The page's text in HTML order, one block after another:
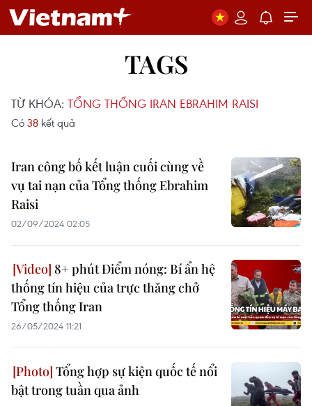
TAGS
TỪ KHÓA: TỔNG THỐNG IRAN EBRAHIM RAISI
Có 38 kết quả
Iran công bố kết luận cuối cùng về
vụ tai nạn của Tổng thống Ebrahim
Raisi
02/09/2024 02:05
8+ phút Điểm nóng: Bí ẩn hệ
thống tín hiệu của trực thăng chở
Tổng thống Iran
26/05/2024 11:21
Tổng hợp sự kiện quốc tế nổi
bật trong tuần qua ảnh